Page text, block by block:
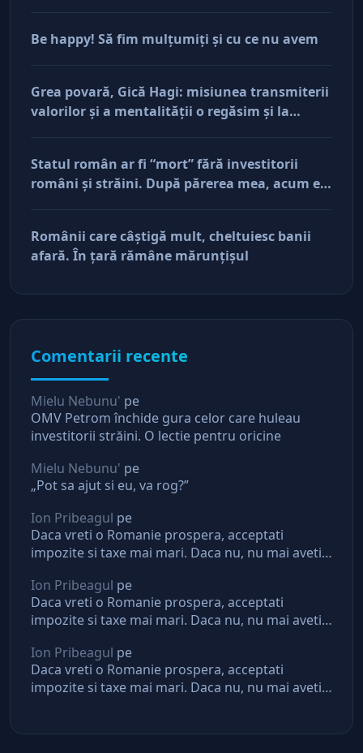
Be happy! Să fim mulţumiţi şi cu ce nu avem
Grea povară, Gică Hagi: misiunea transmiterii
valorilor şi a mentalităţii o regăsim şi la
Statul român ar fi “mort” fără investitorii
români şi străini. După părerea mea, acum e
Românii care câştigă mult, cheltuiesc banii
afară. În ţară rămâne mărunţişul
Comentarii recente
Mielu Nebunu' pe
OMV Petrom închide gura celor care huleau
investitorii străini. O lectie pentru oricine
Mielu Nebunu' pe
„Pot sa ajut si eu, va rog?”
Ion Pribeagul pe
Daca vreti o Romanie prospera, acceptati
impozite si taxe mai mari. Daca nu, nu mai aveti
Ion Pribeagul pe
Daca vreti o Romanie prospera, acceptati
impozite si taxe mai mari. Daca nu, nu mai aveti
Ion Pribeagul pe
Daca vreti o Romanie prospera, acceptati
impozite si taxe mai mari. Daca nu, nu mai aveti